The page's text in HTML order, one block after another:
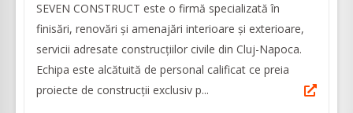
SEVEN CONSTRUCT este o firmă specializată în
finisări, renovări și amenajări interioare și exterioare,
servicii adresate construcțiilor civile din Cluj-Napoca.
Echipa este alcătuită de personal calificat ce preia
proiecte de construcţii exclusiv p...